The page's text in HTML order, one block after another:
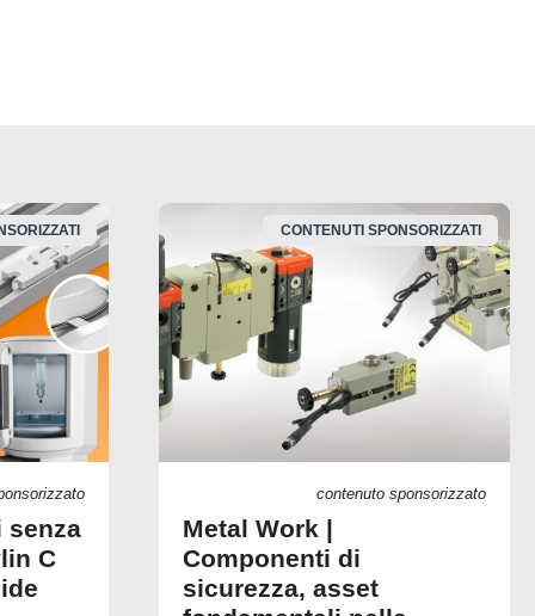
senza
C
CONTENUTI SPONSORIZZATI
contenuto sponsorizzato
Metal Work |
Componenti di
sicurezza, asset